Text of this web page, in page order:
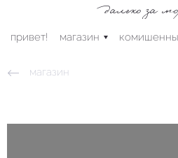
далеко за
привет! магазин комишенны
магазин